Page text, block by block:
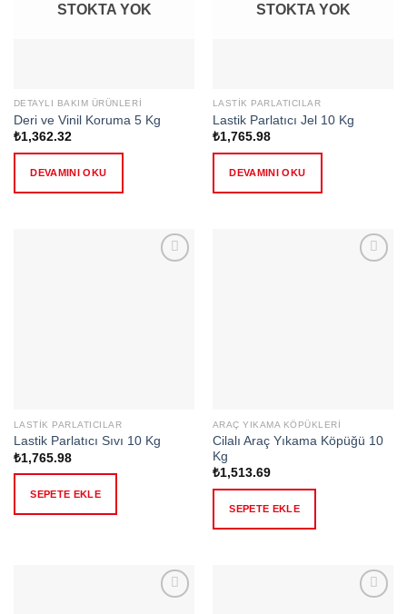
STOKTA YOK
DETAYLI BAKIM ÜRÜNLERI
Deri ve Vinil Koruma 5 Kg
₺1,362.32
DEVAMINI OKU
STOKTA YOK
LASTIK PARLATICILAR
Lastik Parlatıcı Jel 10 Kg
₺1,765.98
DEVAMINI OKU
LASTIK PARLATICILAR
Lastik Parlatıcı Sıvı 10 Kg
₺1,765.98
SEPETE EKLE
ARAÇ YIKAMA KÖPÜKLERI
Cilalı Araç Yıkama Köpüğü 10
Kg
₺1,513.69
SEPETE EKLE